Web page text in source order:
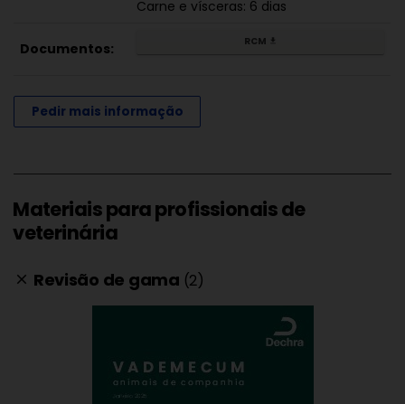
Carne e vísceras: 6 dias
Documentos: RCM get_app
Pedir mais informação
Materiais para profissionais de
veterinária
clear Revisão de gama (2)